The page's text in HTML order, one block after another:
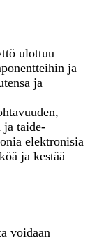
ulottuu
ja
ja
ja taide-
elektronisia
ja kestää
voidaan